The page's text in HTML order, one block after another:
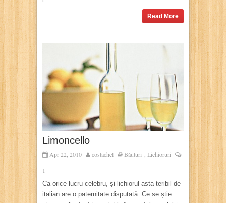
Read More
Limoncello
Apr 22, 2010 costachel Băuturi , Lichioruri
1
Ca orice lucru celebru, și lichiorul asta teribil de
italian are o paternitate disputată. Ce se știe